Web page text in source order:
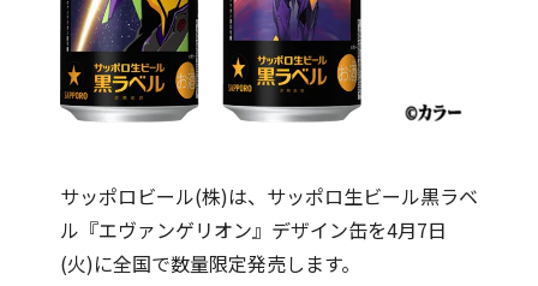
サッポロビール(株)は、サッポロ生ビール黒ラベ
ル『エヴァンゲリオン』デザイン缶を4月7日
(火)に全国で数量限定発売します。